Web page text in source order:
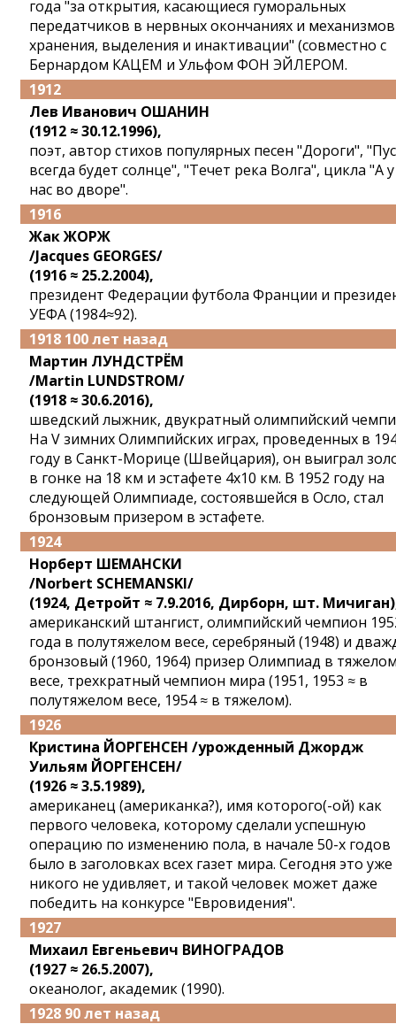
года "за открытия, касающиеся гуморальных
передатчиков в нервных окончаниях и
хранения, выделения и инактивации" (совместно с
Бернардом КАЦЕМ и Ульфом ФОН ЭЙЛЕРОМ.
1912
Лев Иванович ОШАНИН
(1912 ≈ 30.12.1996),
поэт, автор стихов популярных песен "Дороги",
всегда будет солнце", "Течет река Волга", цикла "А у
нас во дворе".
1916
Жак ЖОРЖ
/Jacques GEORGES/
(1916 ≈ 25.2.2004),
президент Федерации футбола Франции и
УЕФА (1984≈92).
1918 100 лет назад
Мартин ЛУНДСТРЁМ
/Martin LUNDSTROM/
(1918 ≈ 30.6.2016),
шведский лыжник, двукратный олимпийский
На V зимних Олимпийских играх, проведенных в
году в Санкт-Морице (Швейцария), он выиграл
в гонке на 18 км и эстафете 4x10 км. В 1952 году на
следующей Олимпиаде, состоявшейся в Осло, стал
бронзовым призером в эстафете.
1924
Норберт ШЕМАНСКИ
/Norbert SСHEMANSKI/
(1924, Детройт ≈ 7.9.2016, Дирборн, шт.
американский штангист, олимпийский чемпион
года в полутяжелом весе, серебряный (1948) и
бронзовый (1960, 1964) призер Олимпиад в
весе, трехкратный чемпион мира (1951, 1953 ≈ в
полутяжелом весе, 1954 ≈ в тяжелом).
1926
Кристина ЙОРГЕНСЕН /урожденный Джордж
Уильям ЙОРГЕНСЕН/
(1926 ≈ 3.5.1989),
американец (американка?), имя которого(-ой) как
первого человека, которому сделали успешную
операцию по изменению пола, в начале 50-х годов
было в заголовках всех газет мира. Сегодня это уже
никого не удивляет, и такой человек может даже
победить на конкурсе "Евровидения".
1927
Михаил Евгеньевич ВИНОГРАДОВ
(1927 ≈ 26.5.2007),
океанолог, академик (1990).
1928 90 лет назад